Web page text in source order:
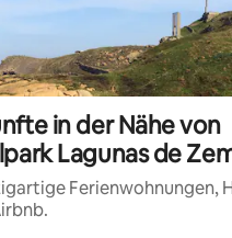
in der Nähe von
Lagunas de
Ferienwohnungen,